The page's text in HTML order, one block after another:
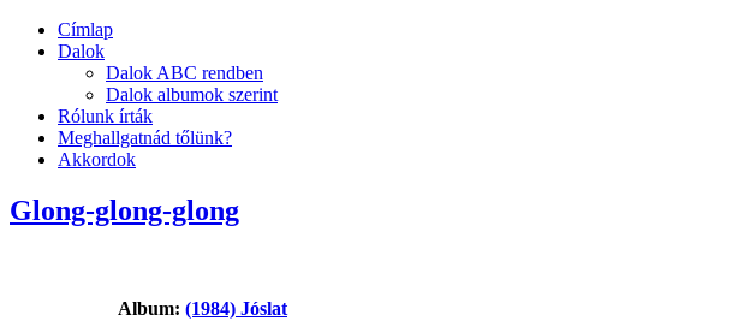
Címlap
Dalok
Dalok ABC rendben
Dalok albumok szerint
Rólunk írták
Meghallgatnád tőlünk?
Akkordok
Glong-glong-glong
Album: (1984) Jóslat